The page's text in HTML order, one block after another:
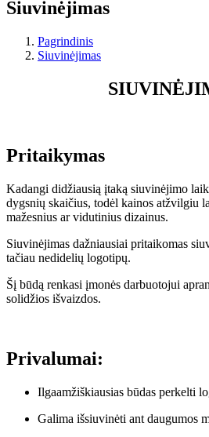
Siuvinėjimas
Pagrindinis
Siuvinėjimas
Pritaikymas
Kadangi didžiausią įtaką siuvinėjimo
dygsnių skaičius, todėl kainos atžvilgiu
mažesnius ar vidutinius dizainus.
Siuvinėjimas dažniausiai pritaikomas
tačiau nedidelių logotipų.
Šį būdą renkasi įmonės darbuotojui
solidžios išvaizdos.
Privalumai:
Ilgaamžiškiausias būdas perkelti
Galima išsiuvinėti ant daugumos